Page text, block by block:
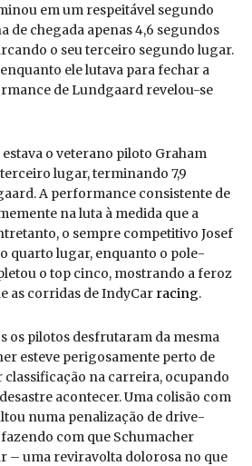
em um respeitável segundo
de chegada apenas 4,6 segundos
o seu terceiro segundo lugar.
ele lutava para fechar a
de Lundgaard revelou-se
o veterano piloto Graham
lugar, terminando 7,9
A performance consistente de
na luta à medida que a
o sempre competitivo Josef
quarto lugar, enquanto o pole-
o top cinco, mostrando a feroz
as corridas de IndyCar racing.
os pilotos desfrutaram da mesma
esteve perigosamente perto de
classificação na carreira, ocupando
acontecer. Uma colisão com
numa penalização de drive-
com que Schumacher
– uma reviravolta dolorosa no que